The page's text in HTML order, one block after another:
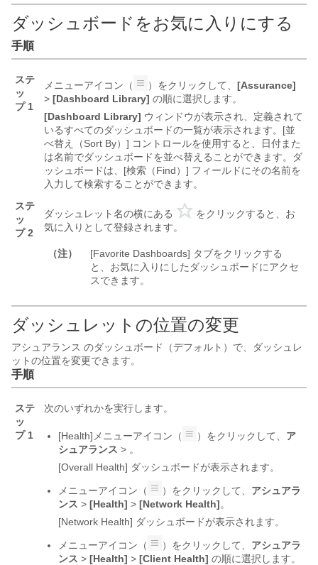
ダッシュボードをお気に入りにする
手順
ステ
ッ
プ 1
メニューアイコン（ ）をクリックして、 [Assurance]
> [Dashboard Library] の順に選択します。
[Dashboard Library] ウィンドウが表示され、定義されて
いるすべてのダッシュボードの一覧が表示されます。[並
べ替え（Sort By）] コントロールを使用すると、日付また
は名前でダッシュボードを並べ替えることができます。ダ
ッシュボードは、[検索（Find）] フィールドにその名前を
入力して検索することができます。
ステ
ッ
プ 2
ダッシュレット名の横にある
をクリックすると、お
気に入りとして登録されます。
（注）
[Favorite Dashboards] タブをクリックする
と、お気に入りにしたダッシュボードにアクセ
スできます。
ダッシュレットの位置の変更
アシュアランス のダッシュボード（デフォルト）で、ダッシュレ
ットの位置を変更できます。
手順
ステ
ッ
プ 1
次のいずれかを実行します。
[Health] メニューアイコン（ ）をクリックして、 ア
シュアランス > 。
[Overall Health] ダッシュボードが表示されます。
メニューアイコン（ ）をクリックして、 アシュアラ
ンス > [Health] > [Network Health]。
[Network Health] ダッシュボードが表示されます。
メニューアイコン（ ）をクリックして、 アシュアラ
ンス > [Health] > [Client Health] の順に選択します。